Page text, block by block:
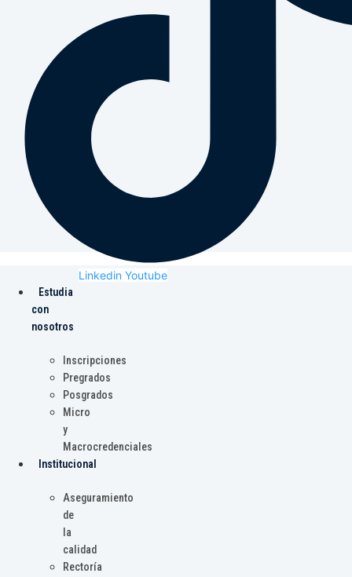
Linkedin Youtube
Estudia
con
nosotros
Inscripciones
Pregrados
Posgrados
Micro
y
Macrocredenciales
Institucional
Aseguramiento
de
la
calidad
Rectoría